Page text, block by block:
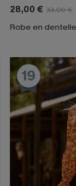
28,00 € 33,00 €
Robe en
19